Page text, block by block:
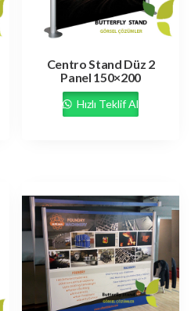
Centro Stand Düz 2
Panel 150×200
Hızlı Teklif Al